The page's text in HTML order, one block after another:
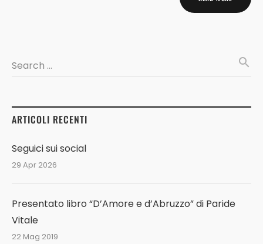
Search … search
ARTICOLI RECENTI
Seguici sui social
29 Apr 2026
Presentato libro “D’Amore e d’Abruzzo” di Paride
Vitale
22 Mag 2019